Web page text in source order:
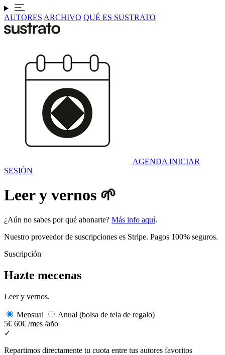
AUTORES ARCHIVO QUÉ ES SUSTRATO
AGENDA INICIAR
SESIÓN
Leer y vernos 🌱
¿Aún no sabes por qué abonarte? Más info aquí.
Nuestro proveedor de suscripciones es Stripe. Pagos 100% seguros.
Suscripción
Hazte mecenas
Leer y vernos.
Mensual
Anual (bolsa de tela de regalo)
5€ 60€ /mes /año
✓
Repartimos directamente tu cuota entre tus autores favoritos